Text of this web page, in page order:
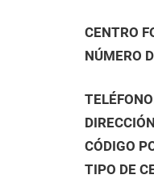
CENTRO
NÚMERO
CÓDIGO
TIPO DE